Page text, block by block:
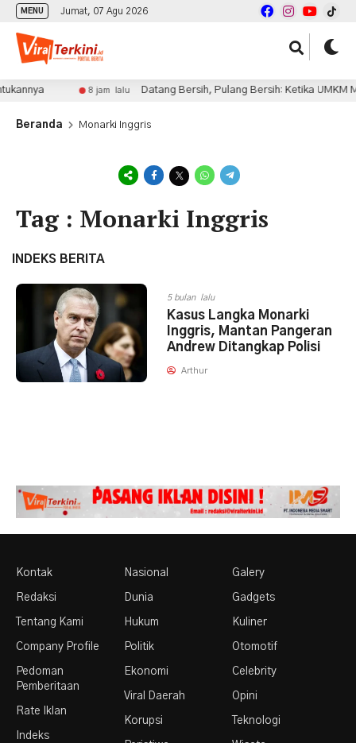
MENU Jumat, 07 Agu 2026
8 jam lalu Datang Bersih, Pulang Bersih: Ketika UMKM
Beranda Monarki Inggris
Tag : Monarki Inggris
INDEKS BERITA
5 bulan lalu
Kasus Langka Monarki
Inggris, Mantan Pangeran
Andrew Ditangkap Polisi
Arthur
Kontak
Redaksi
Tentang Kami
Company Profile
Pedoman
Pemberitaan
Rate Iklan
Indeks
Nasional
Dunia
Hukum
Politik
Ekonomi
Viral Daerah
Korupsi
Galery
Gadgets
Kuliner
Otomotif
Celebrity
Opini
Teknologi